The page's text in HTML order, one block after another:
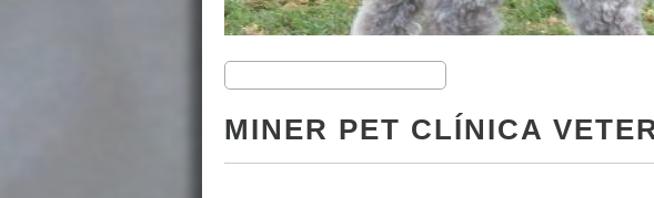
MINER PET CLÍNICA